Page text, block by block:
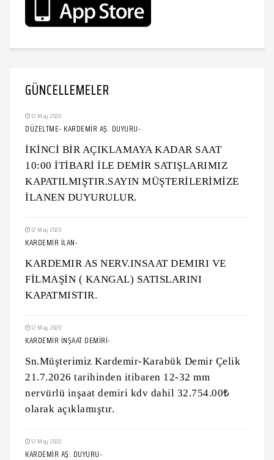
GÜNCELLEMELER
12 May 2020
DÜZELTME- KARDEMİR AŞ. DUYURU-
İKİNCİ BİR AÇIKLAMAYA KADAR SAAT
10:00 İTİBARİ İLE DEMİR SATIŞLARIMIZ
KAPATILMIŞTIR.SAYIN MÜŞTERİLERİMİZE
İLANEN DUYURULUR.
12 May 2020
KARDEMİR İLAN-
KARDEMIR AS NERV.INSAAT DEMIRI VE
FİLMAŞİN ( KANGAL) SATISLARINI
KAPATMISTIR.
12 May 2020
KARDEMİR İNŞAAT DEMİRİ-
Sn.Müşterimiz Kardemir-Karabük Demir Çelik
21.7.2026 tarihinden itibaren 12-32 mm
nervürlü inşaat demiri kdv dahil 32.754.00₺
olarak açıklamıştır.
12 May 2020
KARDEMİR AŞ. DUYURU-